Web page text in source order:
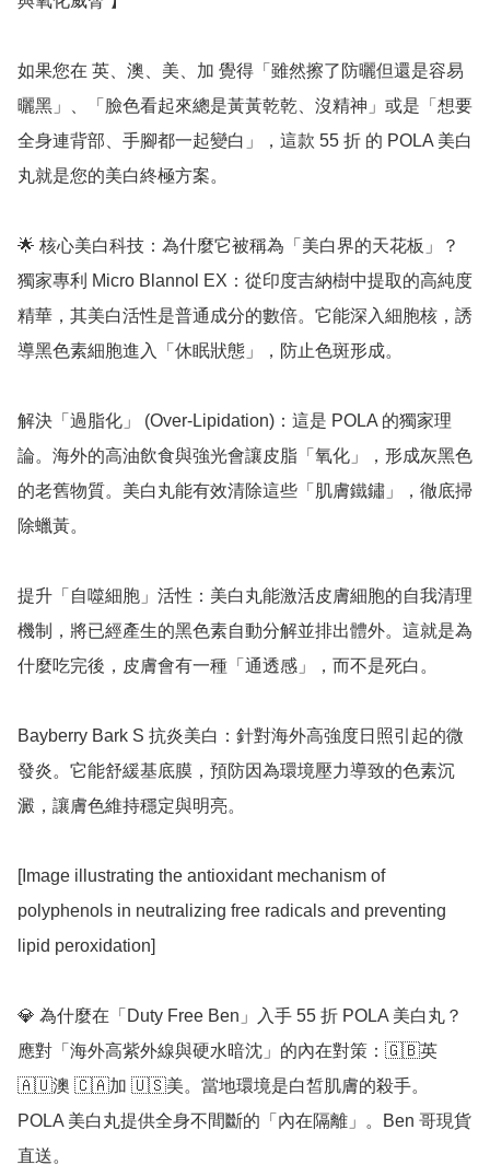
如果您在 英、澳、美、加 覺得「雖然擦了防曬但還是容易
曬黑」、「臉色看起來總是黃黃乾乾、沒精神」或是「想要
全身連背部、手腳都一起變白」，這款 55 折 的 POLA 美白
丸就是您的美白終極方案。
🌟 核心美白科技：為什麼它被稱為「美白界的天花板」？
獨家專利 Micro Blannol EX：從印度吉納樹中提取的高純度
精華，其美白活性是普通成分的數倍。它能深入細胞核，誘
導黑色素細胞進入「休眠狀態」，防止色斑形成。
解決「過脂化」 (Over-Lipidation)：這是 POLA 的獨家理
論。海外的高油飲食與強光會讓皮脂「氧化」，形成灰黑色
的老舊物質。美白丸能有效清除這些「肌膚鐵鏽」，徹底掃
除蠟黃。
提升「自噬細胞」活性：美白丸能激活皮膚細胞的自我清理
機制，將已經產生的黑色素自動分解並排出體外。這就是為
什麼吃完後，皮膚會有一種「通透感」，而不是死白。
Bayberry Bark S 抗炎美白：針對海外高強度日照引起的微
發炎。它能舒緩基底膜，預防因為環境壓力導致的色素沉
澱，讓膚色維持穩定與明亮。
[Image illustrating the antioxidant mechanism of
polyphenols in neutralizing free radicals and preventing
lipid peroxidation]
💎 為什麼在「Duty Free Ben」入手 55 折 POLA 美白丸？
應對「海外高紫外線與硬水暗沈」的內在對策：🇬🇧英
🇦🇺澳 🇨🇦加 🇺🇸美。當地環境是白皙肌膚的殺手。
POLA 美白丸提供全身不間斷的「內在隔離」。Ben 哥現貨
直送。